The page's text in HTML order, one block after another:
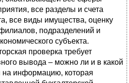
все разделы и счета
все виды имущества, оценку
подразделений и
субъекта.
проверка требует
вывода – можно ли и в какой
на информацию, которая